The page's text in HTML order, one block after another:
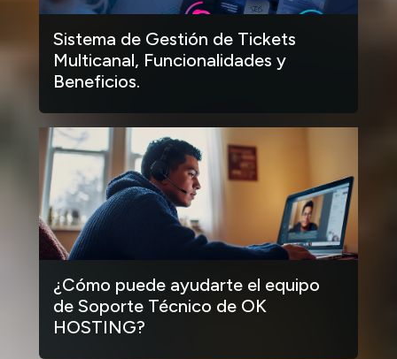
Sistema de Gestión de Tickets
Multicanal, Funcionalidades y
Beneficios.
¿Cómo puede ayudarte el equipo
de Soporte Técnico de OK
HOSTING?